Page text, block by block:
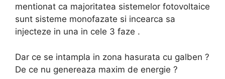
mentionat ca majoritatea sistemelor fotovoltaice
sunt sisteme monofazate si incearca sa
injecteze in una in cele 3 faze .
Dar ce se intampla in zona hasurata cu galben ?
De ce nu genereaza maxim de energie ?